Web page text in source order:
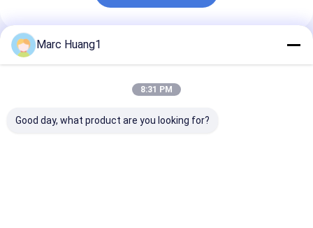
Συνιστώμενα Προϊόντα
Marc Huang1
8:31 PM
Good day, what product are you looking for?